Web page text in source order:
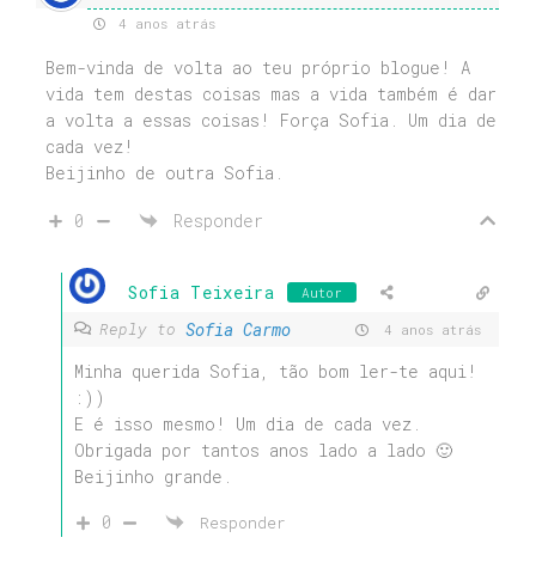
4 anos atrás
Bem-vinda de volta ao teu próprio blogue! A
vida tem destas coisas mas a vida também é dar
a volta a essas coisas! Força Sofia. Um dia de
cada vez!
Beijinho de outra Sofia.
0 Responder
Sofia Teixeira Autor
Reply to Sofia Carmo 4 anos atrás
Minha querida Sofia, tão bom ler-te aqui!
:))
E é isso mesmo! Um dia de cada vez.
Obrigada por tantos anos lado a lado 🙂
Beijinho grande.
0
Responder